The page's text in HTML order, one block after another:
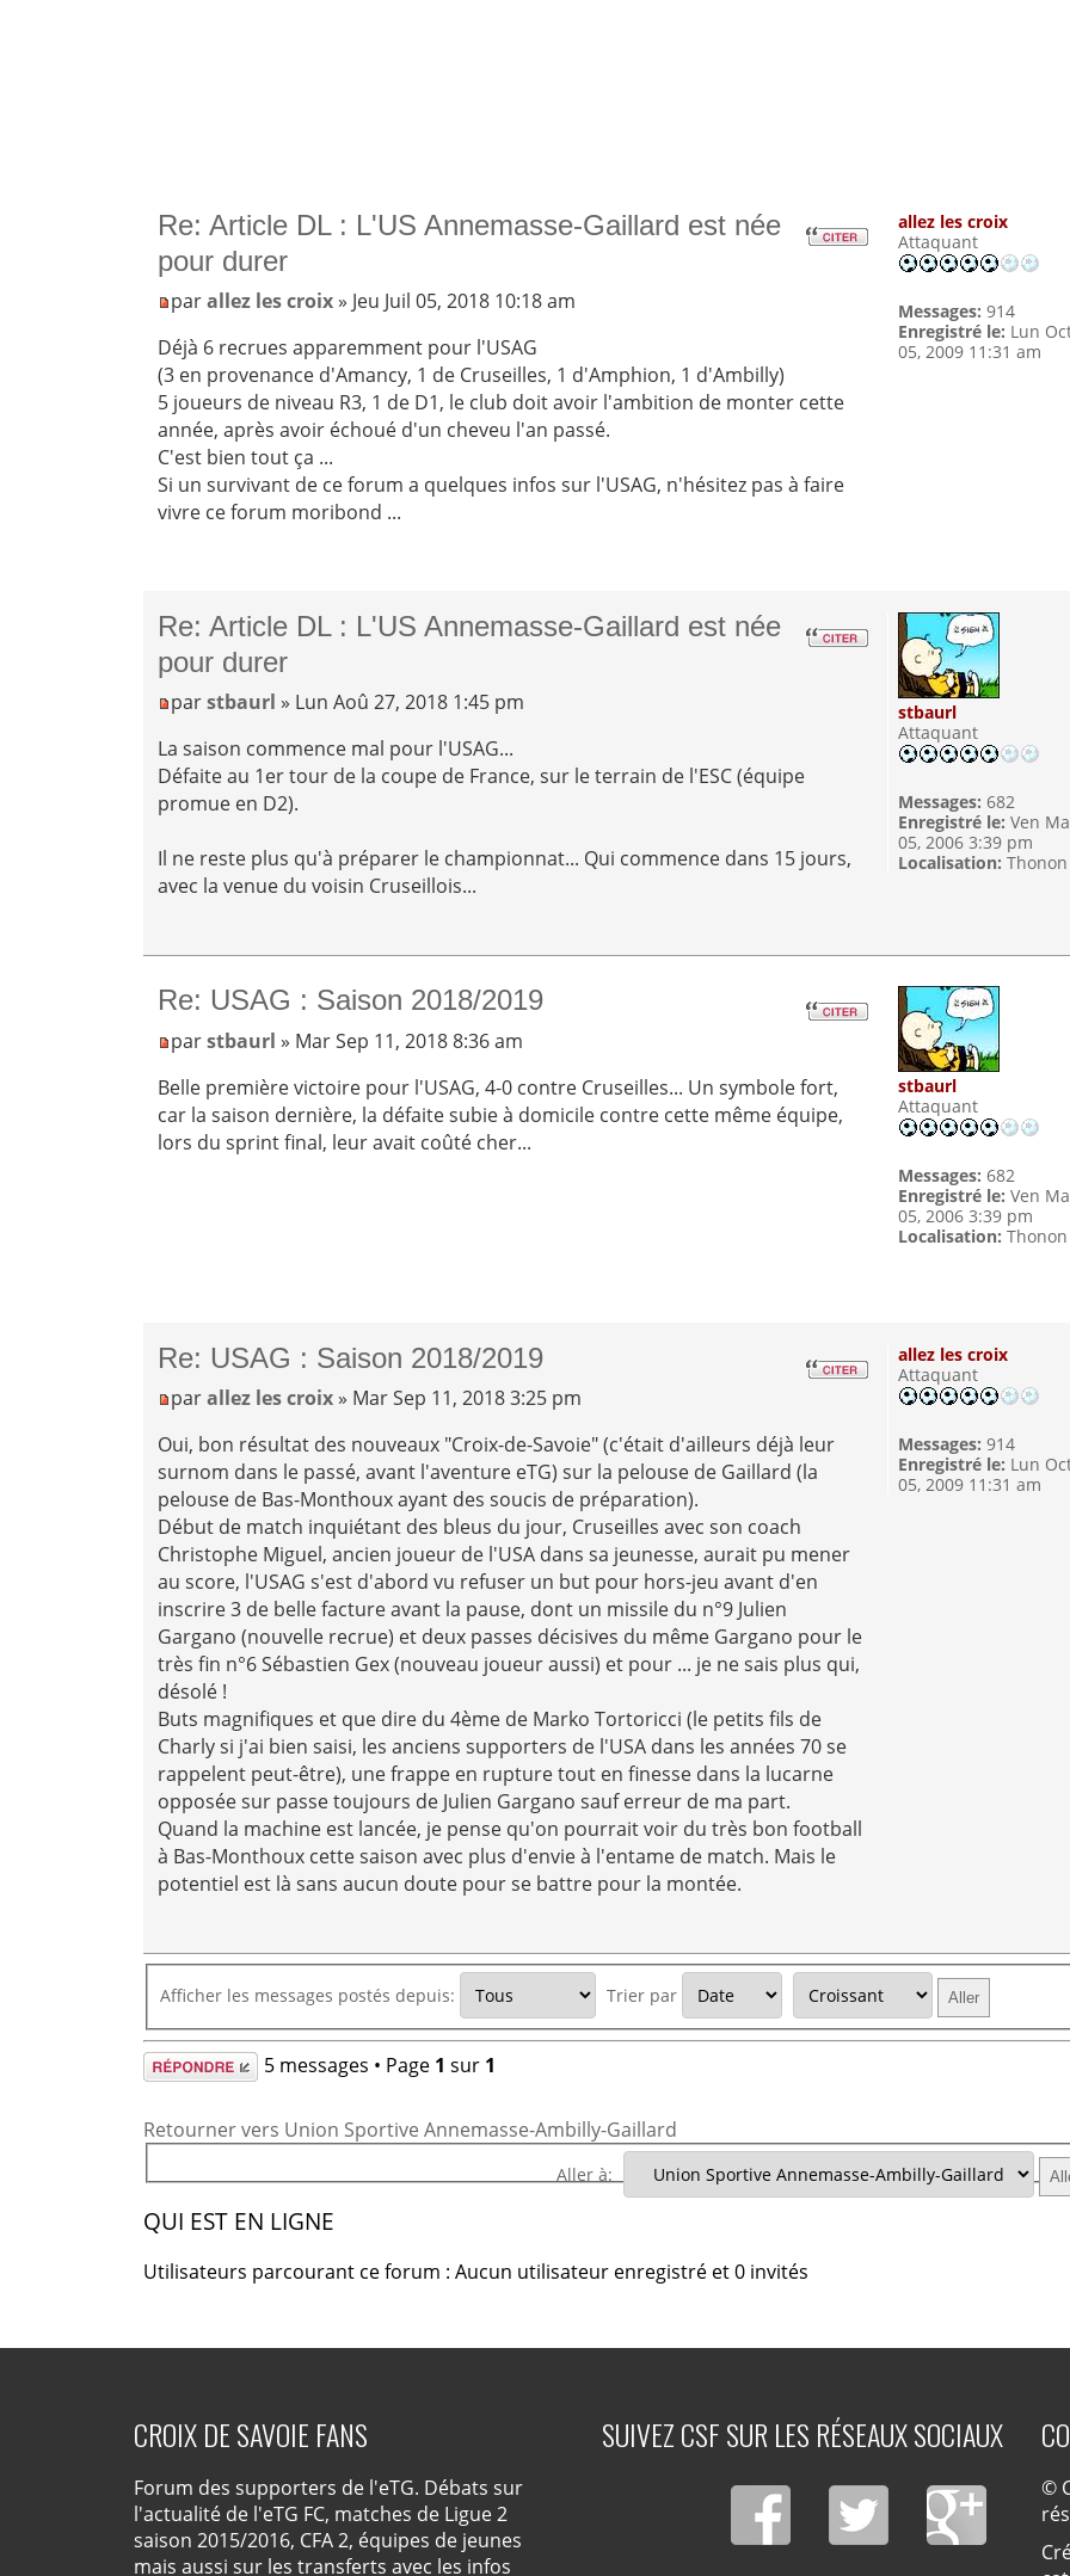
Re: Article DL : L'US Annemasse-Gaillard est née
pour durer
parallez les croix» Jeu Juil 05, 2018 10:18 am
Déjà 6 recrues apparemment pour l'USAG
(3 en provenance d'Amancy, 1 de Cruseilles, 1 d'Amphion, 1 d'Ambilly)
5 joueurs de niveau R3, 1 de D1, le club doit avoir l'ambition de monter cette
année, après avoir échoué d'un cheveu l'an passé.
C'est bien tout ça ...
Si un survivant de ce forum a quelques infos sur l'USAG, n'hésitez pas à faire
vivre ce forum moribond ...
allez les croix
Attaquant
Messages: 914
Enregistré le: Lun
05, 2009 11:31 am
Re: Article DL : L'US Annemasse-Gaillard est née
pour durer
parstbaurl » Lun Aoû 27, 2018 1:45 pm
La saison commence mal pour l'USAG...
Défaite au 1er tour de la coupe de France, sur le terrain de l'ESC (équipe
promue en D2).
Il ne reste plus qu'à préparer le championnat... Qui commence dans 15 jours,
avec la venue du voisin Cruseillois...
stbaurl
Attaquant
Messages: 682
Enregistré le: Ven
05, 2006 3:39 pm
Localisation: Thonon
Re: USAG : Saison 2018/2019
parstbaurl » Mar Sep 11, 2018 8:36 am
Belle première victoire pour l'USAG, 4-0 contre Cruseilles... Un symbole fort,
car la saison dernière, la défaite subie à domicile contre cette même équipe,
lors du sprint final, leur avait coûté cher...
stbaurl
Attaquant
Messages: 682
Enregistré le: Ven
05, 2006 3:39 pm
Localisation: Thonon
Re: USAG : Saison 2018/2019
parallez les croix » Mar Sep 11, 2018 3:25 pm
Oui, bon résultat des nouveaux "Croix-de-Savoie" (c'était d'ailleurs déjà leur
surnom dans le passé, avant l'aventure eTG) sur la pelouse de Gaillard (la
pelouse de Bas-Monthoux ayant des soucis de préparation).
Début de match inquiétant des bleus du jour, Cruseilles avec son coach
Christophe Miguel, ancien joueur de l'USA dans sa jeunesse, aurait pu mener
au score, l'USAG s'est d'abord vu refuser un but pour hors-jeu avant d'en
inscrire 3 de belle facture avant la pause, dont un missile du n°9 Julien
Gargano (nouvelle recrue) et deux passes décisives du même Gargano pour le
très fin n°6 Sébastien Gex (nouveau joueur aussi) et pour ... je ne sais plus qui,
désolé !
Buts magnifiques et que dire du 4ème de Marko Tortoricci (le petits fils de
Charly si j'ai bien saisi, les anciens supporters de l'USA dans les années 70 se
rappelent peut-être), une frappe en rupture tout en finesse dans la lucarne
opposée sur passe toujours de Julien Gargano sauf erreur de ma part.
Quand la machine est lancée, je pense qu'on pourrait voir du très bon football
à Bas-Monthoux cette saison avec plus d'envie à l'entame de match. Mais le
potentiel est là sans aucun doute pour se battre pour la montée.
allez les croix
Attaquant
Messages: 914
Enregistré le: Lun
05, 2009 11:31 am
Afficher les messages postés depuis: Trier par
Répondre 5 messages • Page 1 sur 1
Retourner vers Union Sportive Annemasse-Ambilly-Gaillard
Aller à:
QUI EST EN LIGNE
Utilisateurs parcourant ce forum : Aucun utilisateur enregistré et 0 invités
CROIX DE SAVOIE FANS
Forum des supporters de l'eTG. Débats sur
l'actualité de l'eTG FC, matches de Ligue 2
saison 2015/2016, CFA 2, équipes de jeunes
mais aussi sur les transferts avec les infos
SUIVEZ CSF SUR LES RÉSEAUX SOCIAUX
©